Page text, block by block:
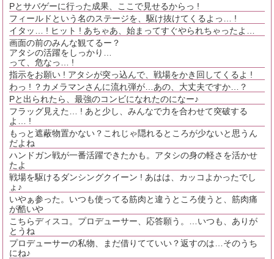
Pとサバゲーに行った成果、ここで見せるからっ !
フィールドという名のステージを、駆け抜けてくるよっ… !
イタッ… ! ヒット ! あちゃあ、始まってすぐやられちゃったよ…
画面の前のみんな観てるー？
アタシの活躍をしっかり…
って、危なっ… !
指示をお願い ! アタシが突っ込んで、戦場をかき回してくるよ !
わっ ! ？カメラマンさんに流れ弾が…あの、大丈夫ですか…？
Pと出られたら、最強のコンビになれたのになー♪
フラッグ見えた… ! あと少し、みんなで力を合わせて突破する
よ… !
もっと遮蔽物置かない？これじゃ隠れるところが少ないと思うん
だよね
ハンドガン戦が一番活躍できたかも。アタシの身の軽さを活かせ
たよ
戦場を駆けるダンシングクイーン ! あはは、カッコよかったでし
ょ♪
いやぁ参った。いつも使ってる筋肉と違うところ使うと、筋肉痛
が酷いや
こちらディスコ。プロデューサー、応答願う。…いつも、ありが
とうね
プロデューサーの私物、まだ借りてていい？返すのは…そのうち
にね♪